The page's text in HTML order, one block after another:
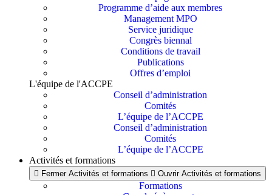
Programme d’aide aux membres
Management MPO
Service juridique
Congrès biennal
Conditions de travail
Publications
Offres d’emploi
L'équipe de l'ACCPE
Conseil d’administration
Comités
L’équipe de l’ACCPE
Conseil d’administration
Comités
L’équipe de l’ACCPE
Activités et formations
Fermer Activités et formations Ouvrir Activités et formations
Formations